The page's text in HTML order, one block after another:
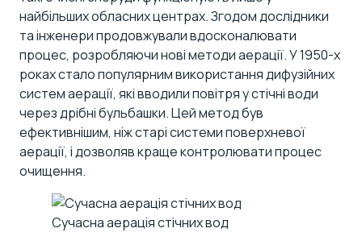
найбільших обласних центрах. Згодом дослідники
та інженери продовжували вдосконалювати
процес, розробляючи нові методи аерації. У 1950-х
роках стало популярним використання дифузійних
систем аерації, які вводили повітря у стічні води
через дрібні бульбашки. Цей метод був
ефективнішим, ніж старі системи поверхневої
аерації, і дозволяв краще контролювати процес
очищення.
Сучасна аерація стічних вод